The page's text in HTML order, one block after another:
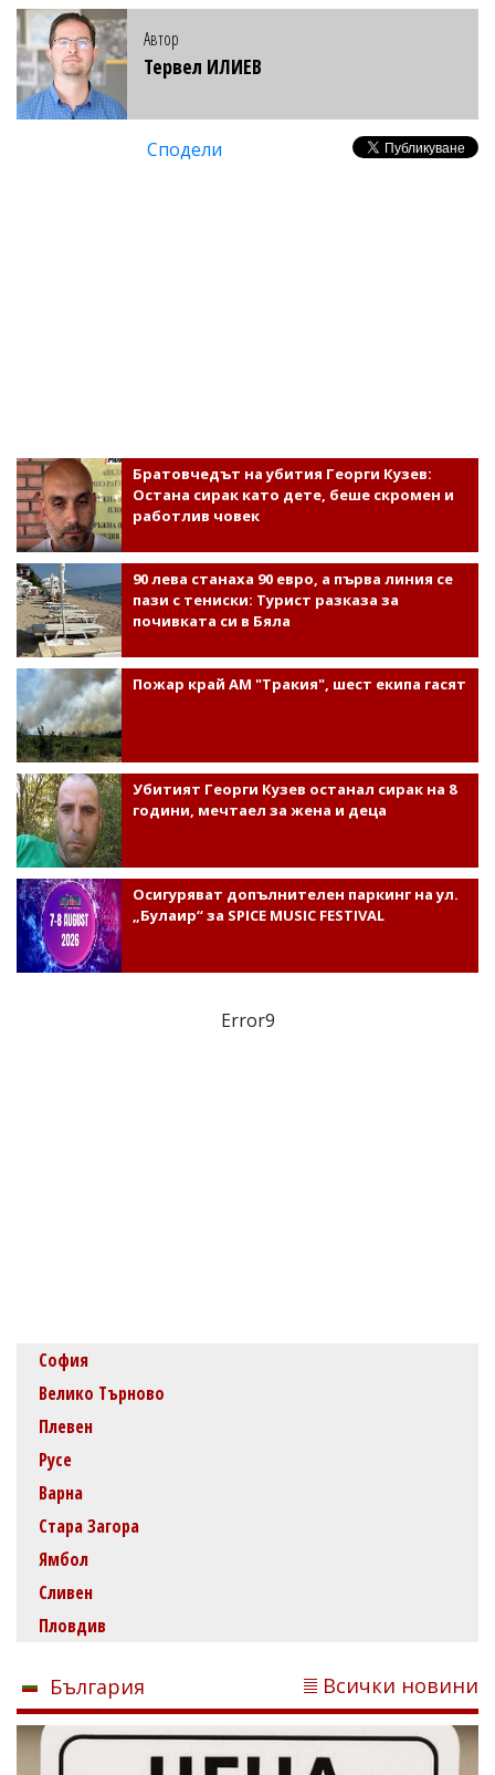
Автор
Тервел ИЛИЕВ
Сподели
Братовчедът на убития Георги Кузев:
Остана сирак като дете, беше скромен и
работлив човек
90 лева станаха 90 евро, а първа линия се
пази с тениски: Турист разказа за
почивката си в Бяла
Пожар край АМ "Тракия", шест екипа гасят
Убитият Георги Кузев останал сирак на 8
години, мечтаел за жена и деца
Осигуряват допълнителен паркинг на ул.
„Булаир“ за SPICE MUSIC FESTIVAL
Error9
София
Велико Търново
Плевен
Русе
Варна
Стара Загора
Ямбол
Сливен
Пловдив
България Всички новини